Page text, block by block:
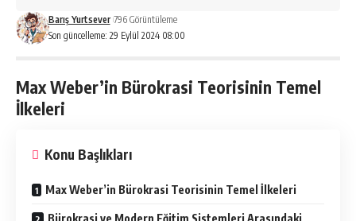
Son güncelleme: 29 Eylül 2024 08:00
Barış Yurtsever 796 Görüntüleme
Max Weber’in Bürokrasi Teorisinin Temel
İlkeleri
Konu Başlıkları
Max Weber’in Bürokrasi Teorisinin Temel İlkeleri
Bürokrasi ve Modern Eğitim Sistemleri Arasındaki